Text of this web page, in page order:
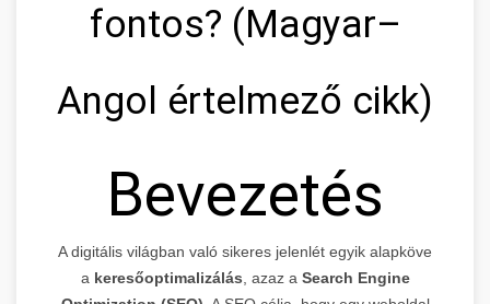
fontos? (Magyar–
Angol értelmező cikk)
Bevezetés
A digitális világban való sikeres jelenlét egyik alapköve
a keresőoptimalizálás , azaz a Search Engine